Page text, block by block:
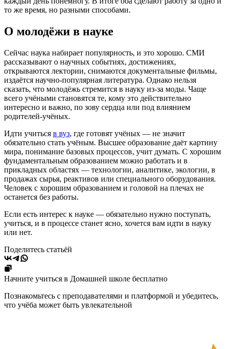
то же время, но разными способами.
О молодёжи в науке
Сейчас наука набирает популярность, и это хорошо. СМИ
рассказывают о научных событиях, достижениях,
открываются лектории, снимаются документальные фильмы,
издаётся научно-популярная литература. Однако нельзя
сказать, что молодёжь стремится в науку из-за моды. Чаще
всего учёными становятся те, кому это действительно
интересно и важно, по зову сердца или под влиянием
родителей-учёных.
Идти учиться в вуз, где готовят учёных — не значит
обязательно стать учёным. Высшее образование даёт картину
мира, понимание базовых процессов, учит думать. С хорошим
фундаментальным образованием можно работать и в
прикладных областях — технологии, аналитике, экологии, в
продажах сырья, реактивов или специального оборудования.
Человек с хорошим образованием и головой на плечах не
останется без работы.
Если есть интерес к науке — обязательно нужно поступать,
учиться, и в процессе станет ясно, хочется вам идти в науку
или нет.
Поделитесь статьёй
Начните учиться в Домашней школе бесплатно
Познакомьтесь с преподавателями и платформой и убедитесь,
что учёба может быть увлекательной